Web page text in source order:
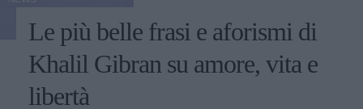
Le più belle frasi e aforismi di
Khalil Gibran su amore, vita e
libertà